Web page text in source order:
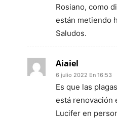
Rosiano, como
están metiendo
Saludos.
Aiaiel
6 julio 2022 En 16:53
Es que las
está renovación
Lucifer en